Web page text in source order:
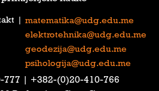
matematika@udg.edu.me
elektrotehnika@udg.edu.me
geodezija@udg.edu.me
psihologija@udg.edu.me
777‎ | ‎+382-(0)20-410-766‎